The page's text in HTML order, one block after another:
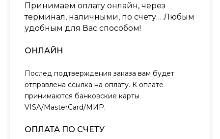
Принимаем оплату онлайн, через
терминал, наличными, по счету… Любым
удобным для Вас способом!
ОНЛАЙН
Послед подтверждения заказа вам будет
отправлена ссылка на оплату. К оплате
принимаются банковские карты
VISA/MasterCard/МИР.
ОПЛАТА ПО СЧЕТУ